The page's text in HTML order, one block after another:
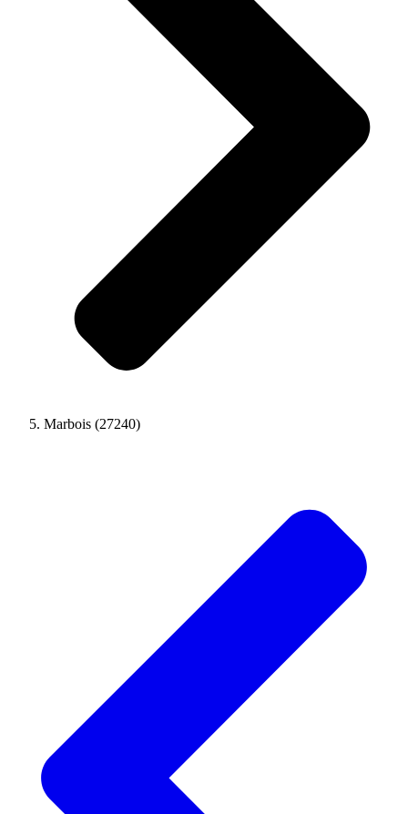
Marbois (27240)